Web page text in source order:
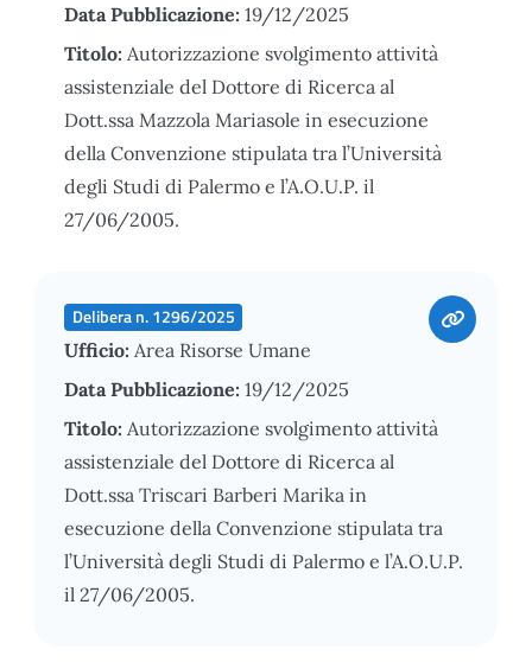
Data Pubblicazione: 19/12/2025
Titolo: Autorizzazione svolgimento attività
assistenziale del Dottore di Ricerca al
Dott.ssa Mazzola Mariasole in esecuzione
della Convenzione stipulata tra l’Università
degli Studi di Palermo e l’A.O.U.P. il
27/06/2005.
Delibera n. 1296/2025
Ufficio: Area Risorse Umane
Data Pubblicazione: 19/12/2025
Titolo: Autorizzazione svolgimento attività
assistenziale del Dottore di Ricerca al
Dott.ssa Triscari Barberi Marika in
esecuzione della Convenzione stipulata tra
l’Università degli Studi di Palermo e l’A.O.U.P.
il 27/06/2005.